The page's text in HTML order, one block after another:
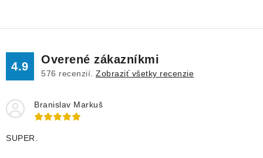
4.9
Overené zákazníkmi
576 recenzií. Zobraziť všetky recenzie
Branislav Markuš
SUPER.